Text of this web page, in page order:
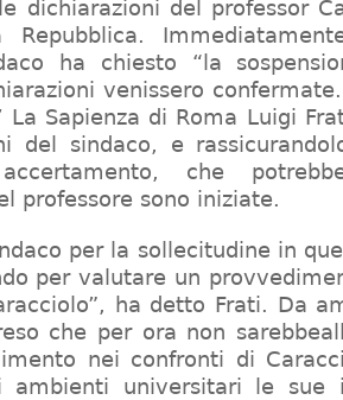
dichiarazioni del professor
Repubblica.
ha chiesto “la
venissero
La Sapienza di Roma Luigi
del sindaco, e
che
professore sono iniziate.
per la sollecitudine in
per valutare un
ha detto Frati. Da
che per ora non
nei confronti di
ambienti universitari le sue